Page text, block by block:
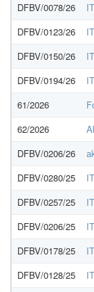
DFBV/0078/26
DFBV/0123/26
DFBV/0150/26
DFBV/0194/26
61/2026
62/2026
DFBV/0206/26
DFBV/0280/25
DFBV/0257/25
DFBV/0206/25
DFBV/0178/25
DFBV/0128/25